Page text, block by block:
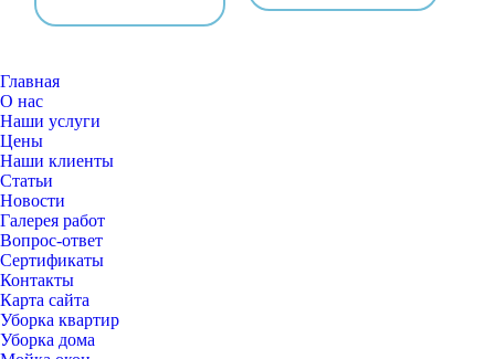
Главная
О нас
Наши услуги
Цены
Наши клиенты
Статьи
Новости
Галерея работ
Вопрос-ответ
Сертификаты
Контакты
Карта сайта
Уборка квартир
Уборка дома